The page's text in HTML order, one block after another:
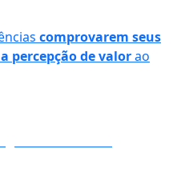
comprovarem seus
percepção de valorao